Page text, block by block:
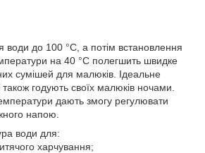
води до 100 °C, а потім встановлення
на 40 °C полегшить швидке
сумішей для малюків. Ідеальне
годують своїх малюків ночами.
дають змогу регулювати
напою.
води для:
харчування;